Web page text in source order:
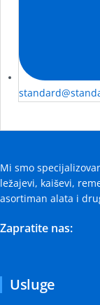
Mi smo
ležajevi, kaiševi,
asortiman alata i
Zapratite nas:
Usluge